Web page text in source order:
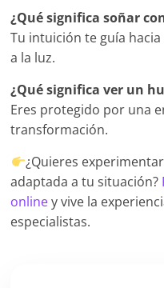
¿Qué significa soñar
Tu intuición te guía
a la luz.
¿Qué significa ver un
Eres protegido por una
transformación.
¿Quieres
adaptada a tu situación?
onliney vive la
especialistas.